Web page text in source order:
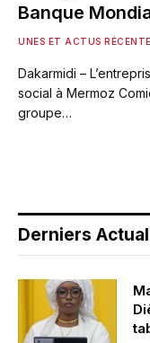
Banque
UNES ET ACTUS
Dakarmidi –
social à Mermoz
groupe…
Derniers